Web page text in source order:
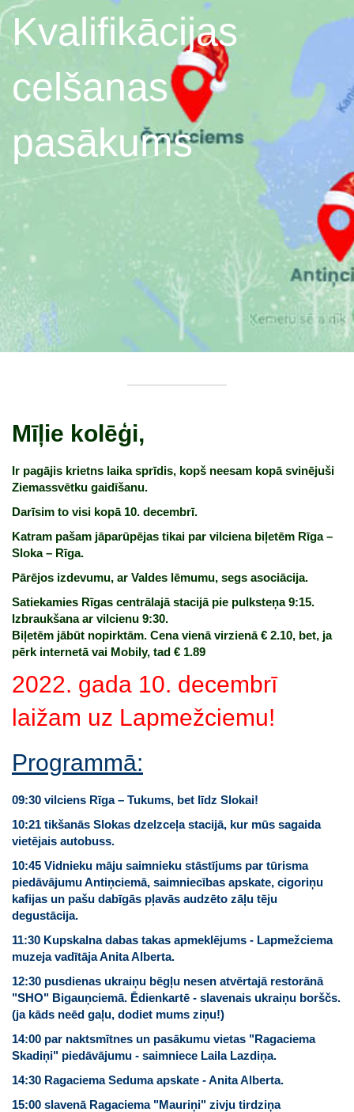
Kvalifikācijas
celšanas
pasākums
Mīļie kolēģi,
Ir pagājis krietns laika sprīdis, kopš neesam kopā svinējuši
Ziemassvētku gaidīšanu.
Darīsim to visi kopā 10. decembrī.
Katram pašam jāparūpējas tikai par vilciena biļetēm Rīga –
Sloka – Rīga.
Pārējos izdevumu, ar Valdes lēmumu, segs asociācija.
Satiekamies Rīgas centrālajā stacijā pie pulksteņa 9:15.
Izbraukšana ar vilcienu 9:30.
Biļetēm jābūt nopirktām. Cena vienā virzienā € 2.10, bet, ja
pērk internetā vai Mobily, tad € 1.89
2022. gada 10. decembrī
laižam uz Lapmežciemu!
Programmā:
09:30 vilciens Rīga – Tukums, bet līdz Slokai!
10:21 tikšanās Slokas dzelzceļa stacijā, kur mūs sagaida
vietējais autobuss.
10:45 Vidnieku māju saimnieku stāstījums par tūrisma
piedāvājumu Antiņciemā, saimniecības apskate, cigoriņu
kafijas un pašu dabīgās pļavās audzēto zāļu tēju
degustācija.
11:30 Kupskalna dabas takas apmeklējums - Lapmežciema
muzeja vadītāja Anita Alberta.
12:30 pusdienas ukraiņu bēgļu nesen atvērtajā restorānā
"SHO" Bigauņciemā. Ēdienkartē - slavenais ukraiņu borščs.
(ja kāds neēd gaļu, dodiet mums ziņu!)
14:00 par naktsmītnes un pasākumu vietas "Ragaciema
Skadiņi" piedāvājumu - saimniece Laila Lazdiņa.
14:30 Ragaciema Seduma apskate - Anita Alberta.
15:00 slavenā Ragaciema "Mauriņi" zivju tirdziņa